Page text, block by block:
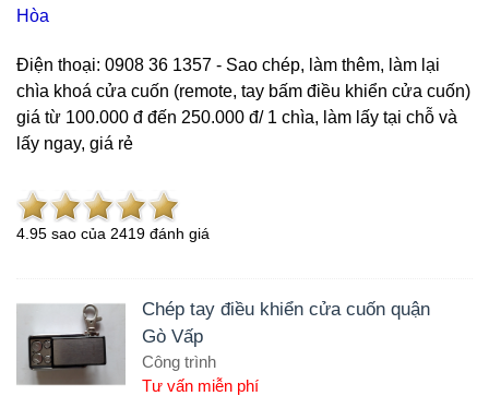
Hòa
Điện thoại: 0908 36 1357 - Sao chép, làm thêm, làm lại
chìa khoá cửa cuốn (remote, tay bấm điều khiển cửa cuốn)
giá từ 100.000 đ đến 250.000 đ/ 1 chìa, làm lấy tại chỗ và
lấy ngay, giá rẻ
4.95 sao của 2419 đánh giá
Chép tay điều khiển cửa cuốn quận
Gò Vấp
Công trình
Tư vấn miễn phí